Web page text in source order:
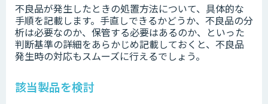
不良品が発生したときの処置方法について、具体的な
手順を記載します。手直しできるかどうか、不良品の分
析は必要なのか、保管する必要はあるのか、といった
判断基準の詳細をあらかじめ記載しておくと、不良品
発生時の対応もスムーズに行えるでしょう。
該当製品を検討